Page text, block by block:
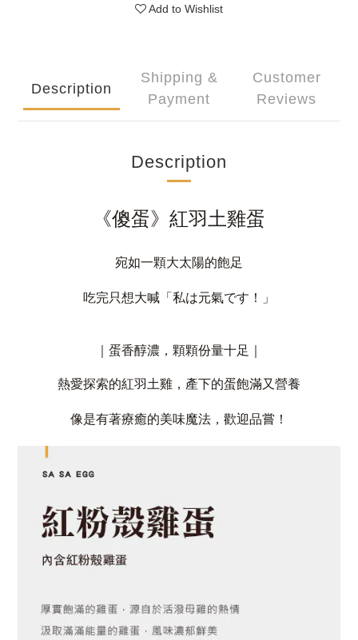
Add to Wishlist
Description
Shipping &
Payment
Customer
Reviews
Description
《傻蛋》 紅羽土雞蛋
宛如一顆大太陽的飽足
吃完只想大喊「私は元氣です！」
蛋香醇濃，顆顆份量十足
熱愛探索的紅羽土雞，產下的蛋飽滿又營養
像是有著療癒的美味魔法，歡迎品嘗！